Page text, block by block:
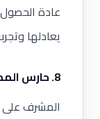
عادة
يعادلها
8. حارس الممتلكات:
المشرف